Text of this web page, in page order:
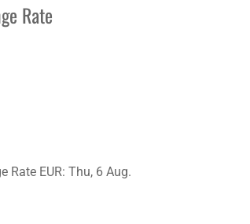
Rate
Rate EUR: Thu, 6 Aug.